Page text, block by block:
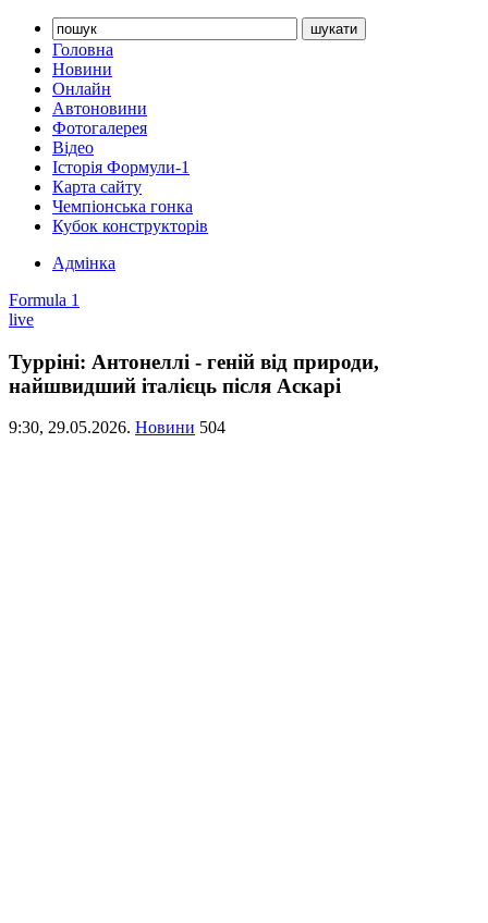
Головна
Новини
Онлайн
Автоновини
Фотогалерея
Відео
Історія Формули-1
Карта сайту
Чемпіонська гонка
Кубок конструкторів
Адмінка
Formula 1
live
Турріні: Антонеллі - геній від природи,
найшвидший італієць після Аскарі
9:30, 29.05.2026. Новини 504